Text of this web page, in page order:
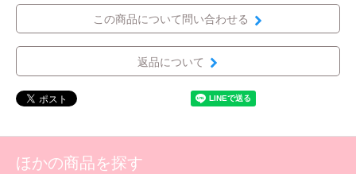
この商品について問い合わせる
返品について
ほかの商品を探す